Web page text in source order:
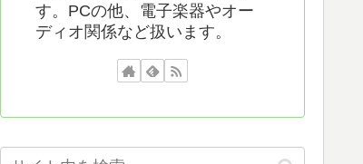
す。PCの他、電子楽器やオー
ディオ関係など扱います。